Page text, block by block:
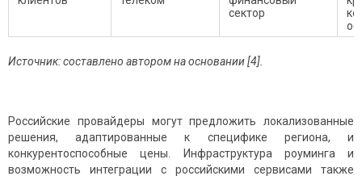
сектор
Источник: составлено автором на основании [4].
Российские провайдеры могут предложить локализованные
решения, адаптированные к специфике региона, и
конкурентоспособные цены. Инфраструктура роуминга и
возможность интеграции с российскими сервисами также